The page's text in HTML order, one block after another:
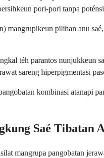
pori-pori tanpa
mangrupikeun pilihan anu
téh parantos nunjukkeun
sareng hiperpigmentasi
kombinasi atanapi
Saé Tibatan
mangrupa pangobatan